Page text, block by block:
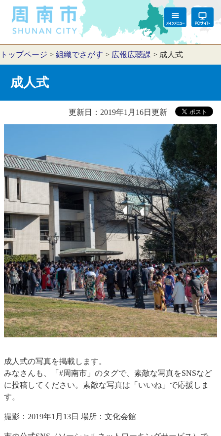
トップページ > 組織でさがす > 広報広聴課 > 成人式
成人式
更新日：2019年1月16日更新
成人式の写真を掲載します。
みなさんも、「#周南市」のタグで、素敵な写真をSNSなど
に投稿してください。素敵な写真は「いいね」で応援しま
す。
撮影：2019年1月13日 場所：文化会館